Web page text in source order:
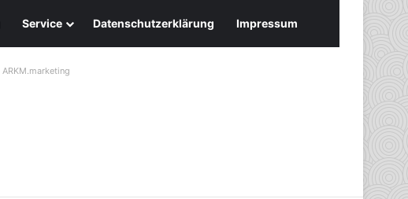
Service Datenschutzerklärung Impressum
ARKM.marketing